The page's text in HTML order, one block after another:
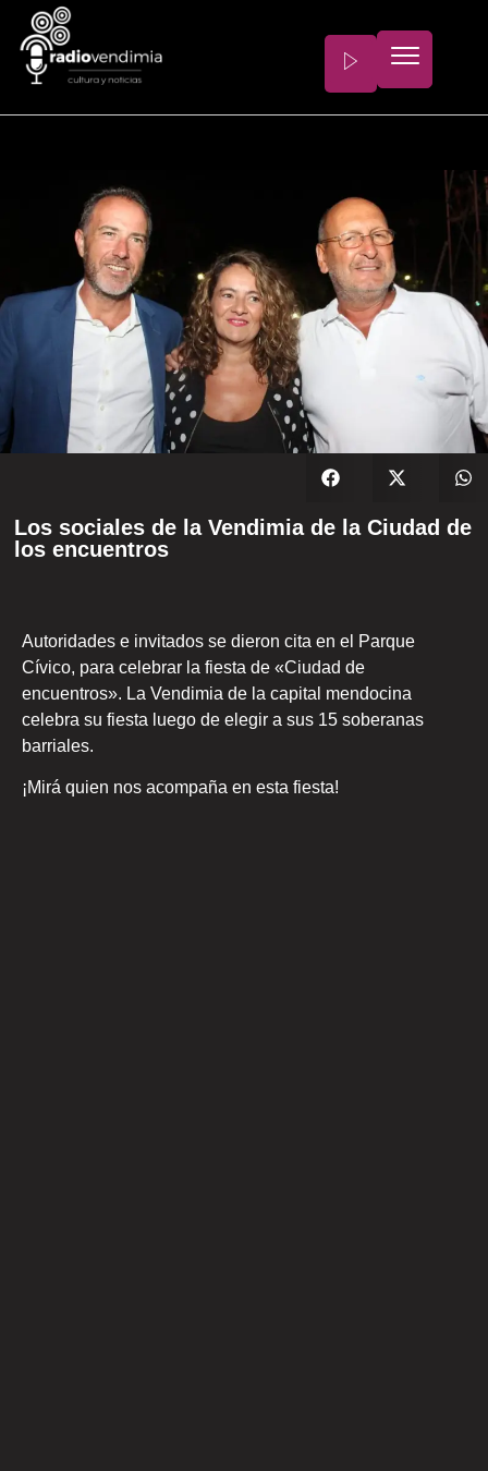
Los sociales de la Vendimia de la Ciudad de
los encuentros
Autoridades e invitados se dieron cita en el Parque
Cívico, para celebrar la fiesta de «Ciudad de
encuentros». La Vendimia de la capital mendocina
celebra su fiesta luego de elegir a sus 15 soberanas
barriales.
¡Mirá quien nos acompaña en esta fiesta!